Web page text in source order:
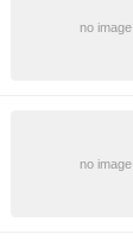
no image
no image